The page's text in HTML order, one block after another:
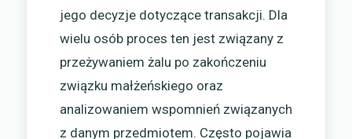
jego decyzje dotyczące transakcji. Dla
wielu osób proces ten jest związany z
przeżywaniem żalu po zakończeniu
związku małżeńskiego oraz
analizowaniem wspomnień związanych
z danym przedmiotem. Często pojawia